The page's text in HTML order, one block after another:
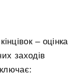
– оцінка
заходів